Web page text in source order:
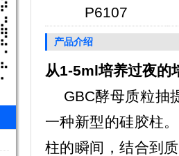
P6107
产品介绍
从1-5ml培养过夜的
GBC酵母质粒抽
一种新型的硅胶柱
柱的瞬间，结合到